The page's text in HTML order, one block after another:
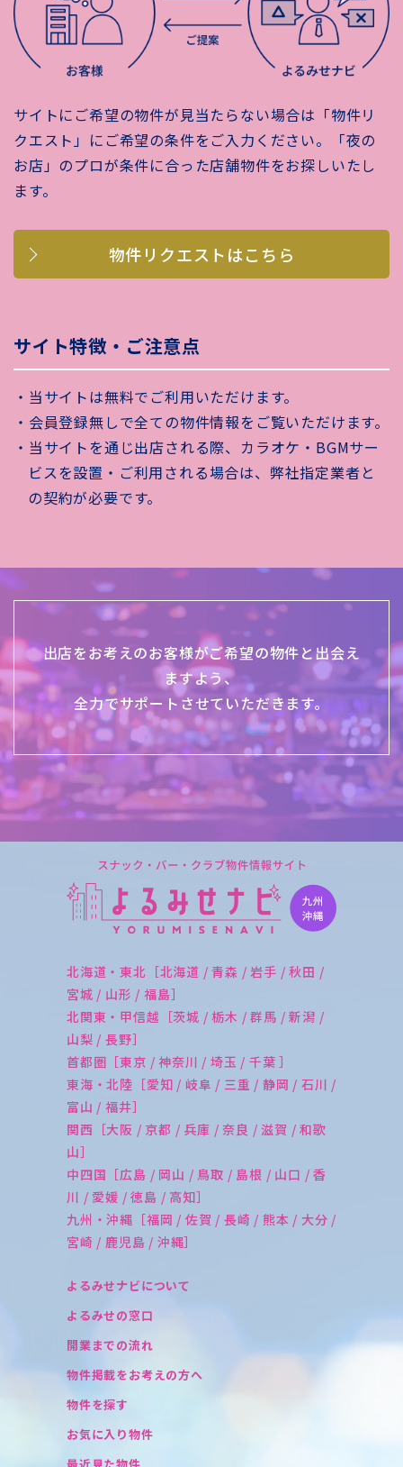
サイトにご希望の物件が見当たらない場合は「物件リ
クエスト」にご希望の条件をご入力ください。「夜の
お店」のプロが条件に合った店舗物件をお探しいたし
ます。
物件リクエストはこちら
サイト特徴・ご注意点
・当サイトは無料でご利用いただけます。
・会員登録無しで全ての物件情報をご覧いただけます。
・当サイトを通じ出店される際、カラオケ・BGMサー
ビスを設置・ご利用される場合は、弊社指定業者と
の契約が必要です。
出店をお考えのお客様がご希望の物件と出会え
ますよう、
全力でサポートさせていただきます。
北海道・東北［北海道 / 青森 / 岩手 / 秋田 /
宮城 / 山形 / 福島］
北関東・甲信越［茨城 / 栃木 / 群馬 / 新潟 /
山梨 / 長野］
首都圏［東京 / 神奈川 / 埼玉 / 千葉 ］
東海・北陸［愛知 / 岐阜 / 三重 / 静岡 / 石川 /
富山 / 福井］
関西［大阪 / 京都 / 兵庫 / 奈良 / 滋賀 / 和歌
山］
中四国［広島 / 岡山 / 鳥取 / 島根 / 山口 / 香
川 / 愛媛 / 徳島 / 高知］
九州・沖縄［福岡 / 佐賀 / 長崎 / 熊本 / 大分 /
宮崎 / 鹿児島 / 沖縄］
よるみせナビについて
よるみせの窓口
開業までの流れ
物件掲載をお考えの方へ
物件を探す
お気に入り物件